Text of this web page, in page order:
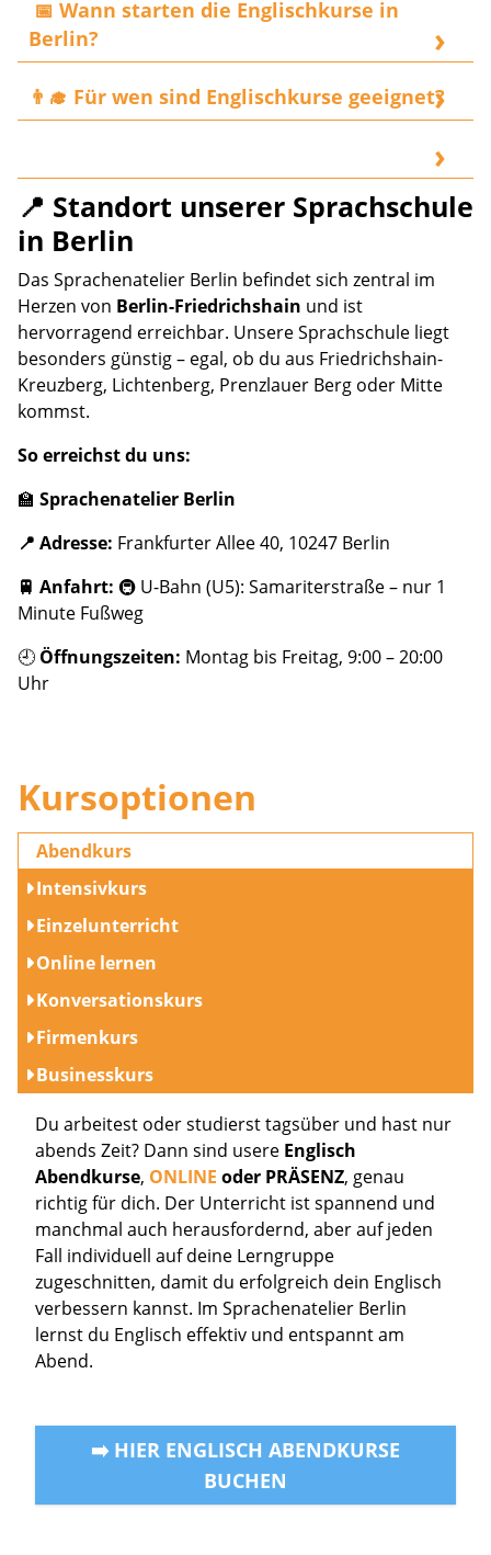
Friedrichshain und ist gut mit öffentlichen
Verkehrsmitteln erreichbar (U-Bahn: U5,
📅 Wann starten die Englischkurse in
Berlin?
Es gibt regelmäßig neue Starttermine für
Englischkurse auf verschiedenen Niveaus. Viele Kurse
👨‍🎓 Für wen sind Englischkurse geeignet?
Unternehmen – alle, die Englisch im Alltag oder Beruf
verbessern möchten.
Die Italienischkurse richten sich an Anfänger,
Fortgeschrittene, Berufstätige, Studierende und
Unternehmen – alle, die Italienisch im Alltag oder
Beruf verbessern möchten.
📍 Standort unserer Sprachschule
in Berlin
Das Sprachenatelier Berlin befindet sich zentral im
Herzen von Berlin-Friedrichshain und ist
hervorragend erreichbar. Unsere Sprachschule liegt
besonders günstig – egal, ob du aus Friedrichshain-
Kreuzberg, Lichtenberg, Prenzlauer Berg oder Mitte
kommst.
So erreichst du uns:
🏫 Sprachenatelier Berlin
📍 Adresse: Frankfurter Allee 40, 10247 Berlin
🚆 Anfahrt: 🚇 U-Bahn (U5): Samariterstraße – nur 1
Minute Fußweg
🕘 Öffnungszeiten: Montag bis Freitag, 9:00 – 20:00
Uhr
Kursoptionen
Abendkurs
Intensivkurs
Einzelunterricht
Online lernen
Konversationskurs
Firmenkurs
Businesskurs
Du arbeitest oder studierst tagsüber und hast nur
abends Zeit? Dann sind usere Englisch
Abendkurse, ONLINE oder PRÄSENZ, genau
richtig für dich. Der Unterricht ist spannend und
manchmal auch herausfordernd, aber auf jeden
Fall individuell auf deine Lerngruppe
zugeschnitten, damit du erfolgreich dein Englisch
verbessern kannst. Im Sprachenatelier Berlin
lernst du Englisch effektiv und entspannt am
Abend.
➡️ HIER ENGLISCH ABENDKURSE
BUCHEN